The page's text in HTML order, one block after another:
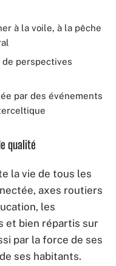
à la voile, à la pêche
perspectives
par des événements
qualité
la vie de tous les
axes routiers
les
et bien répartis sur
par la force de ses
ses habitants.